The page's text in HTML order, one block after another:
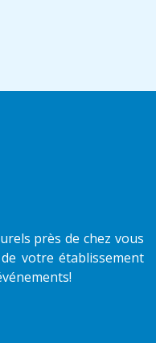
près de chez vous
votre établissement